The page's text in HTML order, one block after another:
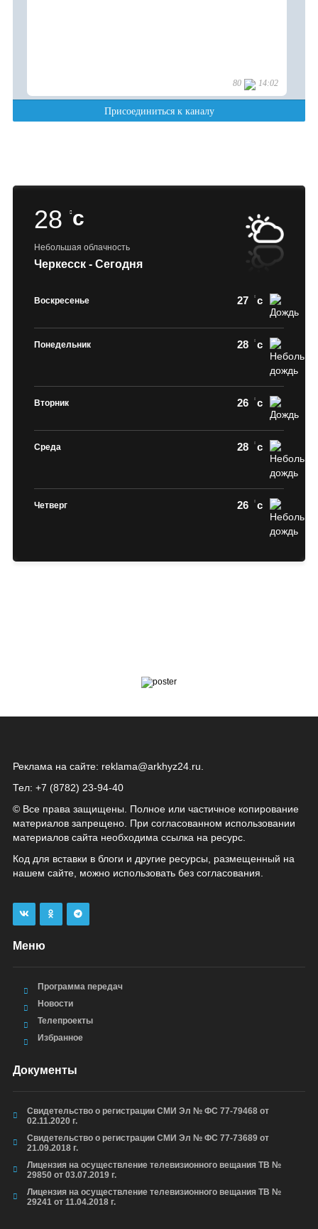
28 c
Небольшая облачность
Черкесск - Сегодня
Воскресенье 27 c
Понедельник 28 c
Вторник 26 c
Среда 28 c
Четверг 26 c
Реклама на сайте: reklama@arkhyz24.ru
Тел: +7 (8782) 23‑94‑40
© Все права защищены. Полное или частичное копирование
материалов запрещено. При согласованном использовании
материалов сайта необходима ссылка на ресурс.
Код для вставки в блоги и другие ресурсы, размещенный на
нашем сайте, можно использовать без согласования.
Меню
Программа передач
Новости
Телепроекты
Избранное
Документы
Свидетельство о регистрации СМИ Эл № ФС 77-79468 от
02.11.2020 г.
Свидетельство о регистрации СМИ Эл № ФС 77-73689 от
21.09.2018 г.
Лицензия на осуществление телевизионного вещания ТВ №
29850 от 03.07.2019 г.
Лицензия на осуществление телевизионного вещания ТВ №
29241 от 11.04.2018 г.